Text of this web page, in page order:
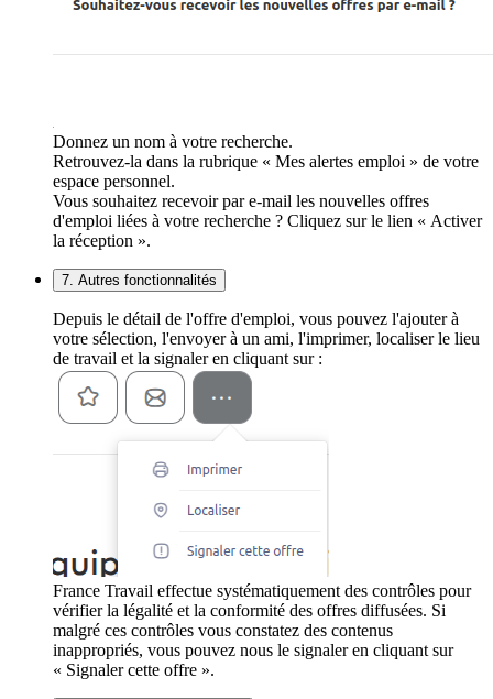
Donnez un nom à votre recherche.
Retrouvez-la dans la rubrique « Mes alertes emploi » de votre
espace personnel.
Vous souhaitez recevoir par e-mail les nouvelles offres
d'emploi liées à votre recherche ? Cliquez sur le lien « Activer
la réception ».
7. Autres fonctionnalités
Depuis le détail de l'offre d'emploi, vous pouvez l'ajouter à
votre sélection, l'envoyer à un ami, l'imprimer, localiser le lieu
de travail et la signaler en cliquant sur :
France Travail effectue systématiquement des contrôles pour
vérifier la légalité et la conformité des offres diffusées. Si
malgré ces contrôles vous constatez des contenus
inappropriés, vous pouvez nous le signaler en cliquant sur
« Signaler cette offre ».